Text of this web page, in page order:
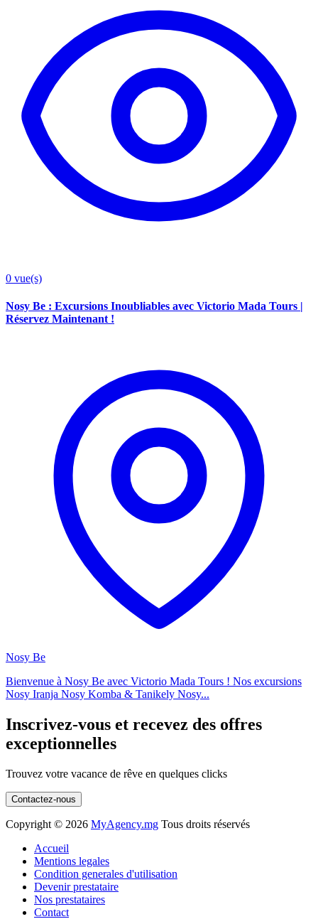
0 vue(s)
Nosy Be : Excursions Inoubliables avec Victorio Mada Tours |
Réservez Maintenant !
Nosy Be
Bienvenue à Nosy Be avec Victorio Mada Tours ! Nos excursions
Nosy Iranja Nosy Komba & Tanikely Nosy...
Inscrivez-vous et recevez des offres
exceptionnelles
Trouvez votre vacance de rêve en quelques clicks
Contactez-nous
Copyright © 2026 MyAgency.mg Tous droits réservés
Accueil
Mentions legales
Condition generales d'utilisation
Devenir prestataire
Nos prestataires
Contact